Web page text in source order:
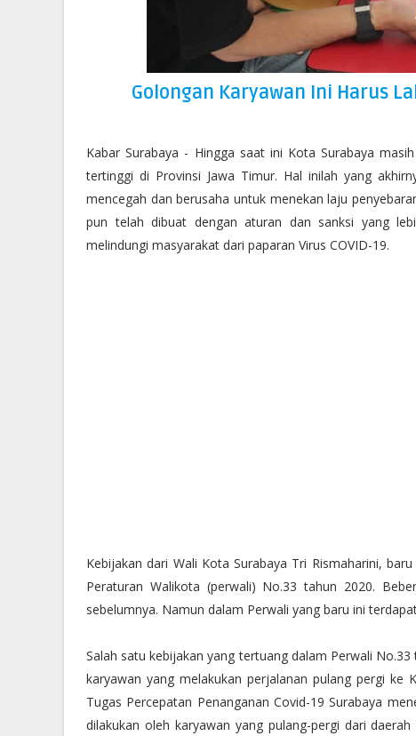
Golongan Karyawan Ini Harus
Kabar Surabaya - Hingga saat ini Kota Surabaya
tertinggi di Provinsi Jawa Timur. Hal inilah yang
mencegah dan berusaha untuk menekan laju
pun telah dibuat dengan aturan dan sanksi yang
melindungi masyarakat dari paparan Virus COVID-19.
Kebijakan dari Wali Kota Surabaya Tri Rismaharini,
Peraturan Walikota (perwali) No.33 tahun 2020.
sebelumnya. Namun dalam Perwali yang baru ini
Salah satu kebijakan yang tertuang dalam Perwali
karyawan yang melakukan perjalanan pulang pergi ke
Tugas Percepatan Penanganan Covid-19 Surabaya
dilakukan oleh karyawan yang pulang-pergi dari